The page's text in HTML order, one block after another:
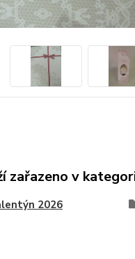
zařazeno v
2026